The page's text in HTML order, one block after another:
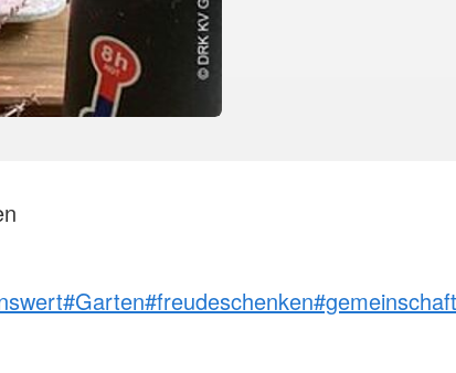
#Garten#freudeschenken